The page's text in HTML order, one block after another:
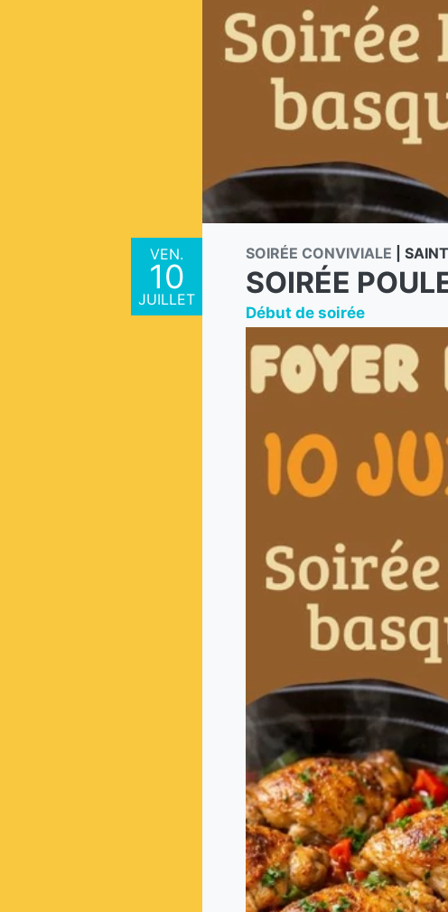
VEN.
10
JUILLET
SOIRÉE CONVIVIALE
SOIRÉE
Début de soirée